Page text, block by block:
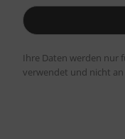
Ihre Daten werden nur
verwendet und nicht